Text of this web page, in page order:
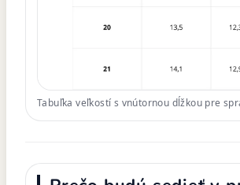
Tabuľka veľkostí s vnútornou dĺžkou pre